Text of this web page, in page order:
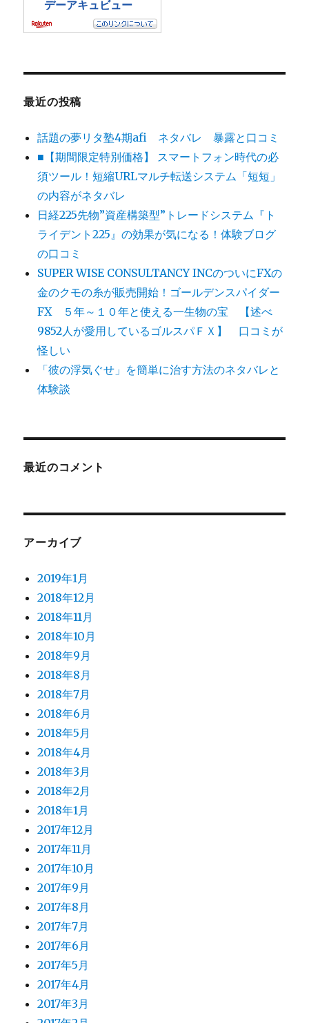
最近の投稿
話題の夢リタ塾4期afi ネタバレ 暴露と口コミ
■【期間限定特別価格】 スマートフォン時代の必
須ツール！短縮URLマルチ転送システム「短短」
の内容がネタバレ
日経225先物”資産構築型”トレードシステム『ト
ライデント225』の効果が気になる！体験ブログ
の口コミ
SUPER WISE CONSULTANCY INCのついにFXの
金のクモの糸が販売開始！ゴールデンスパイダー
FX ５年～１０年と使える一生物の宝 【述べ
9852人が愛用しているゴルスパＦＸ】 口コミが
怪しい
「彼の浮気ぐせ」を簡単に治す方法のネタバレと
体験談
最近のコメント
アーカイブ
2019年1月
2018年12月
2018年11月
2018年10月
2018年9月
2018年8月
2018年7月
2018年6月
2018年5月
2018年4月
2018年3月
2018年2月
2018年1月
2017年12月
2017年11月
2017年10月
2017年9月
2017年8月
2017年7月
2017年6月
2017年5月
2017年4月
2017年3月